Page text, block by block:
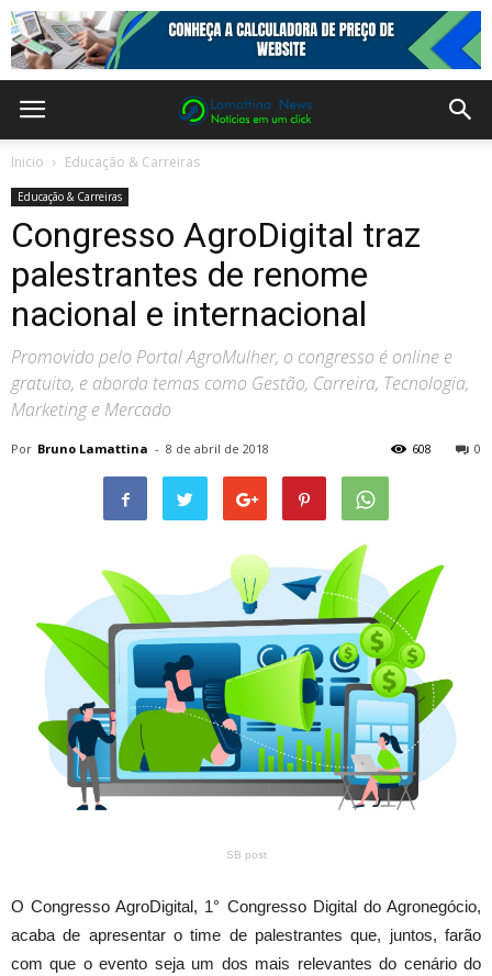
Inicio Educação & Carreiras
Educação & Carreiras
Congresso AgroDigital traz
palestrantes de renome
nacional e internacional
Promovido pelo Portal AgroMulher, o congresso é online e
gratuito, e aborda temas como Gestão, Carreira, Tecnologia,
Marketing e Mercado
Por Bruno Lamattina - 8 de abril de 2018 0
608
SB post
O Congresso AgroDigital, 1° Congresso Digital do Agronegócio,
acaba de apresentar o time de palestrantes que, juntos, farão
com que o evento seja um dos mais relevantes do cenário do